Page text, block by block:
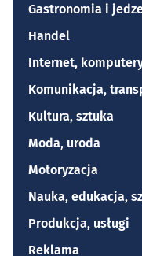
Gastronomia i
Handel
Internet,
Komunikacja,
Kultura, sztuka
Moda, uroda
Motoryzacja
Nauka, edukacja,
Produkcja, usługi
Reklama